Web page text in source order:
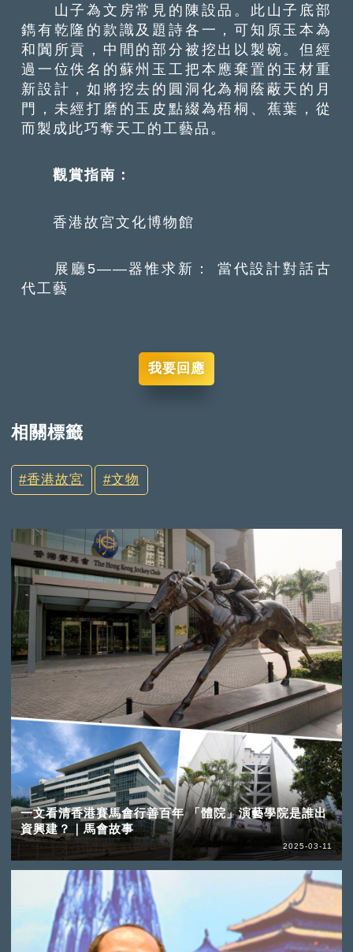
山子為文房常見的陳設品。此山子底部
鐫有乾隆的款識及題詩各一，可知原玉本為
和闐所貢，中間的部分被挖出以製碗。但經
過一位佚名的蘇州玉工把本應棄置的玉材重
新設計，如將挖去的圓洞化為桐蔭蔽天的月
門，未經打磨的玉皮點綴為梧桐、蕉葉，從
而製成此巧奪天工的工藝品。
觀賞指南：
香港故宮文化博物館
展廳5——器惟求新： 當代設計對話古
代工藝
我要回應
相關標籤
香港故宮 文物
一文看清香港賽馬會行善百年 「體院」演藝學院是誰出
資興建？｜馬會故事
2025-03-11